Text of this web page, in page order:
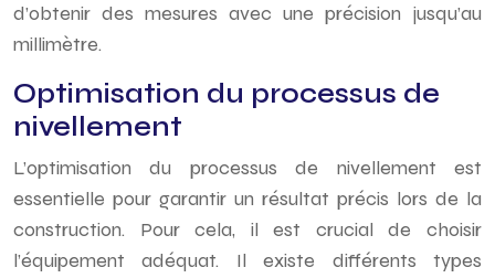
d’obtenir des mesures avec une précision jusqu’au
millimètre.
Optimisation du processus de
nivellement
L’optimisation du processus de nivellement est
essentielle pour garantir un résultat précis lors de la
construction. Pour cela, il est crucial de choisir
l’équipement adéquat. Il existe différents types